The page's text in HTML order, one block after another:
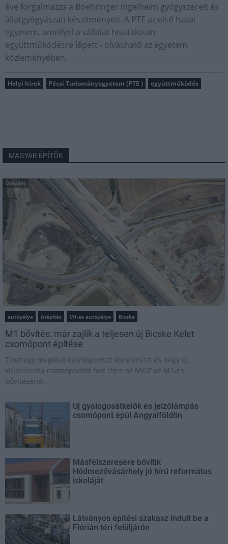
éve forgalmazza a Boehringer Ingelheim gyógyszereit és
állatgyógyászati készítményeit. A PTE az első hazai
egyetem, amellyel a vállalat hivatalosan
együttműködésre lépett - olvasható az egyetem
közleményében.
Helyi hírek Pécsi Tudományegyetem (PTE ) együttműködés
MAGYAR ÉPÍTŐK
Útépítés
autópálya útépítés M1-es autópálya Bicske
M1 bővítés: már zajlik a teljesen új Bicske Kelet
csomópont építése
Tizenegy meglévő csomópontot korszerűsít és négy új,
különszintű csomópontot hoz létre az MKIF az M1-es
bővítésénél.
Új gyalogosátkelők és jelzőlámpás
csomópont épül Angyalföldön
Másfélszeresére bővítik
Hódmezővásárhely jó hírű református
iskoláját
Látványos építési szakasz indult be a
Flórián téri felüljárón